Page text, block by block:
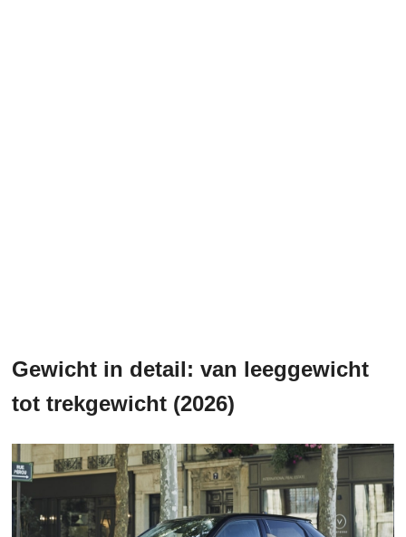
Gewicht in detail: van leeggewicht
tot trekgewicht (2026)